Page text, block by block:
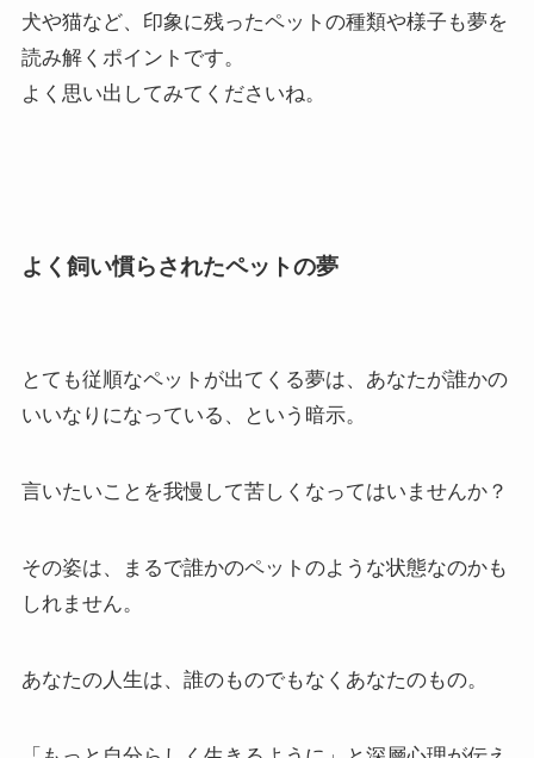
犬や猫など、印象に残ったペットの種類や様子も夢を
読み解くポイントです。
よく思い出してみてくださいね。
よく飼い慣らされたペットの夢
とても従順なペットが出てくる夢は、あなたが誰かの
いいなりになっている、という暗示。
言いたいことを我慢して苦しくなってはいませんか？
その姿は、まるで誰かのペットのような状態なのかも
しれません。
あなたの人生は、誰のものでもなくあなたのもの。